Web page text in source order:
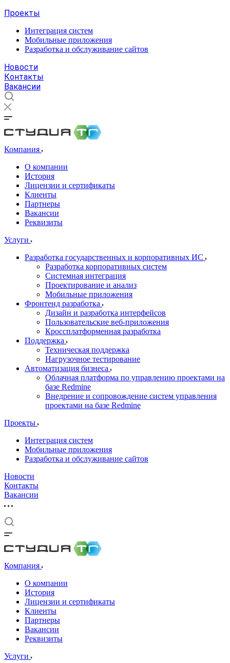
Проекты
Интеграция систем
Мобильные приложения
Разработка и обслуживание сайтов
Новости
Контакты
Вакансии
Компания
О компании
История
Лицензии и сертификаты
Клиенты
Партнеры
Вакансии
Реквизиты
Услуги
Разработка государственных и корпоративных ИС
Разработка корпоративных систем
Системная интеграция
Проектирование и анализ
Мобильные приложения
Фронтенд разработка
Дизайн и разработка интерфейсов
Пользовательские веб-приложения
Кроссплатформенная разработка
Поддержка
Техническая поддержка
Нагрузочное тестирование
Автоматизация бизнеса
Облачная платформа по управлению проектами на
базе Redmine
Внедрение и сопровождение систем управления
проектами на базе Redmine
Проекты
Интеграция систем
Мобильные приложения
Разработка и обслуживание сайтов
Новости
Контакты
Вакансии
Компания
О компании
История
Лицензии и сертификаты
Клиенты
Партнеры
Вакансии
Реквизиты
Услуги